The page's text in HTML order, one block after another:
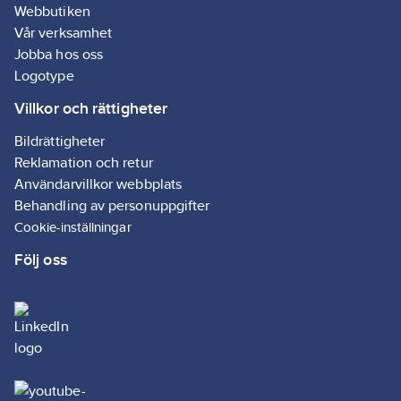
rengöringsdukar.
Eftersom endast
en duk matas ut i
taget tar besökare
bara det de
bidrar till mindre
avfall. *(Life Cycle
Analysis) LCA
Essity och IVL
Svenska
Miljöinstitutet i april
Webbutiken
Vår verksamhet
Jobba hos oss
Logotype
Villkor och rättigheter
Bildrättigheter
Reklamation och retur
Användarvillkor webbplats
Behandling av personuppgifter
Cookie-inställningar
Följ oss